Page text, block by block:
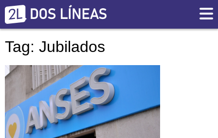
Tag: Jubilados